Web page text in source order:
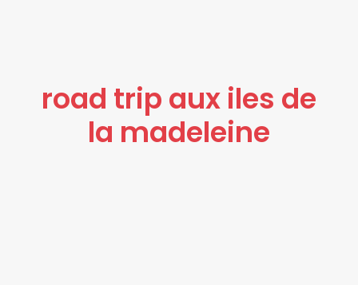
Blogue
road trip aux iles de
la madeleine